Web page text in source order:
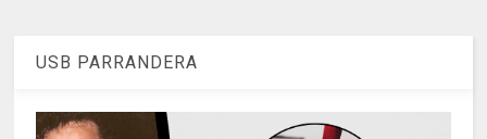
USB PARRANDERA